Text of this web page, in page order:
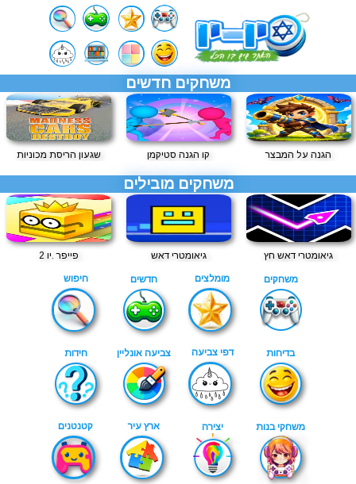
משחקים חדשים
הגנה על המבצר קו הגנה סטיקמן שגעון הריסת מכוניות
משחקים מובילים
גיאומטרי דאש חץ גיאומטרי דאש פייפר .יו 2
משחקים מומלצים חדשים חיפוש
בדיחות דפי צביעה צביעה אונליין חידות
משחקי בנות יצירה ארץ עיר קטנטנים